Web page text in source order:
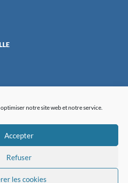
notre site web et notre service.
Accepter
Refuser
les cookies
(UE)